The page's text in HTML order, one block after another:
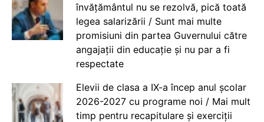
învățământul nu se rezolvă, pică toată
legea salarizării / Sunt mai multe
promisiuni din partea Guvernului către
angajații din educație și nu par a fi
respectate
Elevii de clasa a IX-a încep anul școlar
2026-2027 cu programe noi / Mai mult
timp pentru recapitulare și exerciții